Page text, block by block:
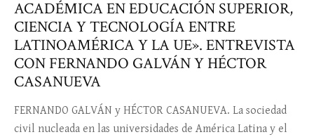
ACADÉMICA EN EDUCACIÓN SUPERIOR,
CIENCIA Y TECNOLOGÍA ENTRE
LATINOAMÉRICA Y LA UE». ENTREVISTA
CON FERNANDO GALVÁN Y HÉCTOR
CASANUEVA
FERNANDO GALVÁN y HÉCTOR CASANUEVA. La sociedad
civil nucleada en las universidades de América Latina y el